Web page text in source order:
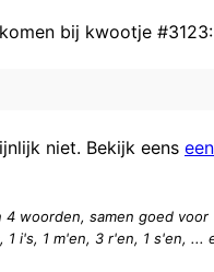
blijven kan niet 677540211
op evenemenenmnten
DAN EEN AFVALBERG
slaat gewoon nergens op.
bij kwootje #3123:
niet. Bekijk eens
woorden, samen goed voor
1 i's, 1 m'en, 3 r'en, 1 s'en, ...